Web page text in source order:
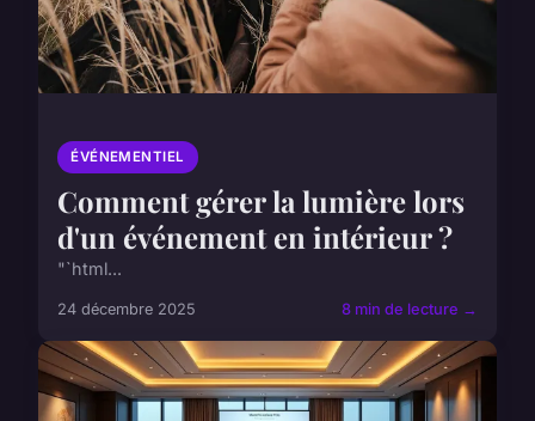
ÉVÉNEMENTIEL
Comment gérer la lumière lors
d'un événement en intérieur ?
"`html...
24 décembre 2025 8 min de lecture →